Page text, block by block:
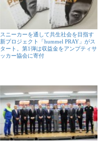
スニーカーを通して共生社会を目指す
新プロジェクト「hummel PRAY」がス
タート。第1弾は収益金をアンプティサ
ッカー協会に寄付